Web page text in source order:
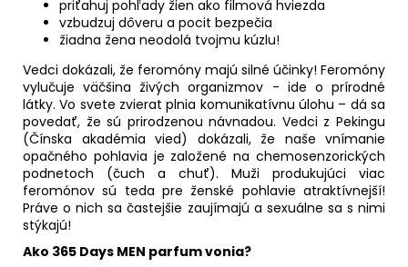
priťahuj pohľady žien ako filmová hviezda
vzbudzuj dôveru a pocit bezpečia
žiadna žena neodolá tvojmu kúzlu!
Vedci dokázali, že feromóny majú silné účinky! Feromóny
vylučuje väčšina živých organizmov - ide o prírodné
látky. Vo svete zvierat plnia komunikatívnu úlohu – dá sa
povedať, že sú prirodzenou návnadou. Vedci z Pekingu
(Čínska akadémia vied) dokázali, že naše vnímanie
opačného pohlavia je založené na chemosenzorických
podnetoch (čuch a chuť). Muži produkujúci viac
feromónov sú teda pre ženské pohlavie atraktívnejší!
Práve o nich sa častejšie zaujímajú a sexuálne sa s nimi
stýkajú!
Ako 365 Days MEN parfum vonia?